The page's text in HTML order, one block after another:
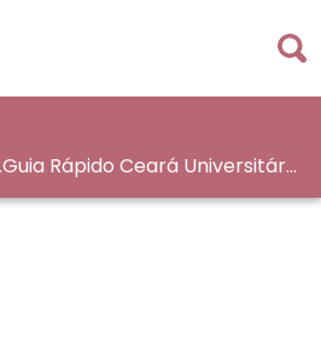
Guia Rápido Ceará Universitári
o